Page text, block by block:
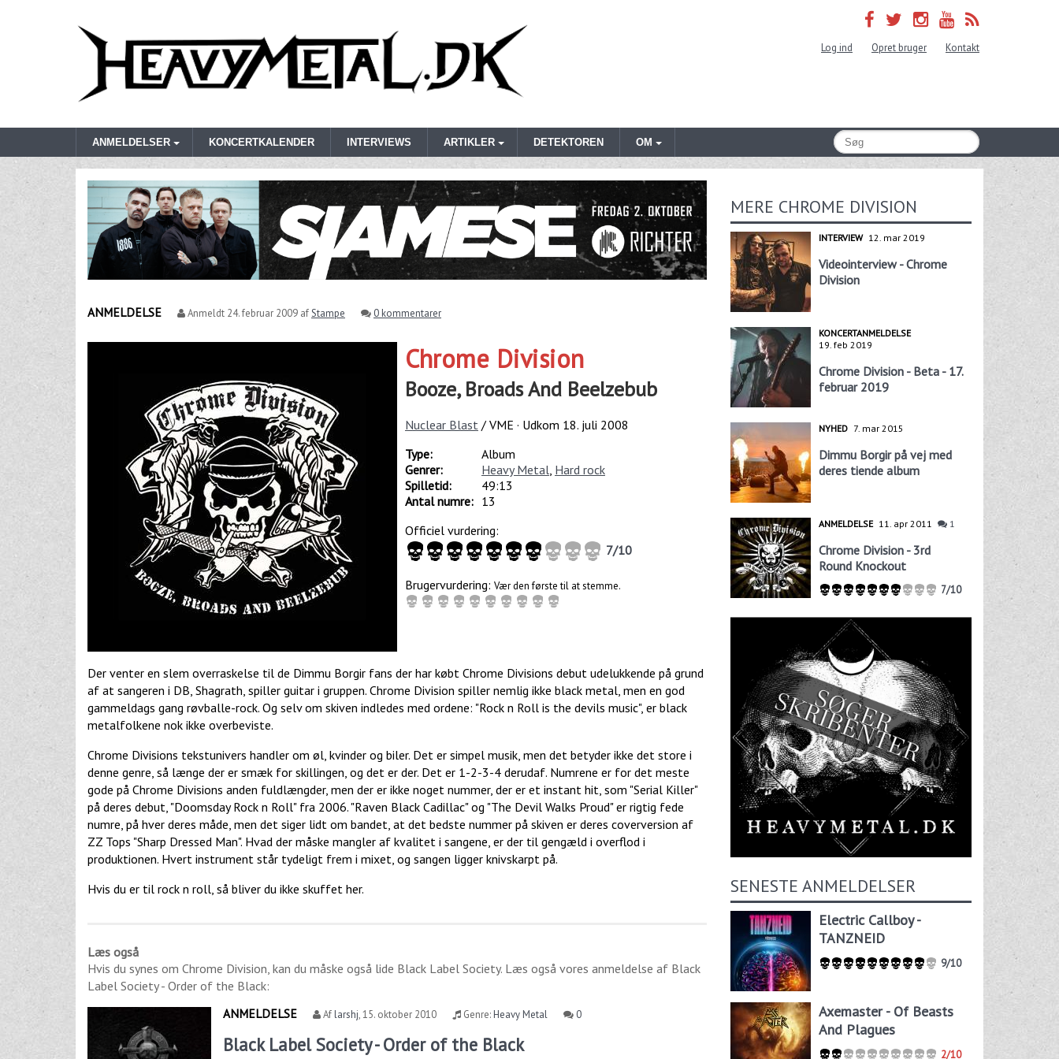
Log ind Opret bruger Kontakt
ANMELDELSER KONCERTKALENDER INTERVIEWS ARTIKLER DETEKTOREN OM
ANMELDELSE Anmeldt 24. februar 2009 afStampe 0 kommentarer
Chrome Division
Booze, Broads And Beelzebub
Nuclear Blast / VME · Udkom 18. juli 2008
Type:
Album
Genrer:
Heavy Metal, Hard rock
Spilletid:
49:13
Antal numre: 13
Officiel vurdering:
7/10
Brugervurdering: Vær den første til at stemme.
Der venter en slem overraskelse til de Dimmu Borgir fans der har købt Chrome Divisions debut udelukkende på grund
af at sangeren i DB, Shagrath, spiller guitar i gruppen. Chrome Division spiller nemlig ikke black metal, men en god
gammeldags gang røvballe-rock. Og selv om skiven indledes med ordene: "Rock n Roll is the devils music", er black
metalfolkene nok ikke overbeviste.
Chrome Divisions tekstunivers handler om øl, kvinder og biler. Det er simpel musik, men det betyder ikke det store i
denne genre, så længe der er smæk for skillingen, og det er der. Det er 1-2-3-4 derudaf. Numrene er for det meste
gode på Chrome Divisions anden fuldlængder, men der er ikke noget nummer, der er et instant hit, som "Serial Killer"
på deres debut, "Doomsday Rock n Roll" fra 2006. "Raven Black Cadillac" og "The Devil Walks Proud" er rigtig fede
numre, på hver deres måde, men det siger lidt om bandet, at det bedste nummer på skiven er deres coverversion af
ZZ Tops "Sharp Dressed Man". Hvad der måske mangler af kvalitet i sangene, er der til gengæld i overflod i
produktionen. Hvert instrument står tydeligt frem i mixet, og sangen ligger knivskarpt på.
Hvis du er til rock n roll, så bliver du ikke skuffet her.
Læs også
Hvis du synes om Chrome Division , kan du måske også lide Black Label Society. Læs også vores anmeldelse af Black
Label Society - Order of the Black:
ANMELDELSE
Aflarshj,15. oktober 2010 Genre:Heavy Metal 0
Black Label Society - Order of the Black
MERE CHROME DIVISION
INTERVIEW 12. mar 2019
Videointerview - Chrome
Division
KONCERTANMELDELSE
19. feb 2019
Chrome Division - Beta - 17.
februar 2019
NYHED 7. mar 2015
Dimmu Borgir på vej med
deres tiende album
ANMELDELSE 11. apr 2011 1
Chrome Division - 3rd
Round Knockout
7/10
SENESTE ANMELDELSER
Electric Callboy -
TANZNEID
9/10
Axemaster - Of Beasts
And Plagues
2/10